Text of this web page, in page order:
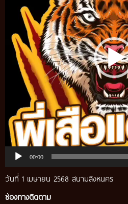
00:00
วันที่ 1 เมษายน 2568 สนามสิงหนคร
ช่องทางติดตาม